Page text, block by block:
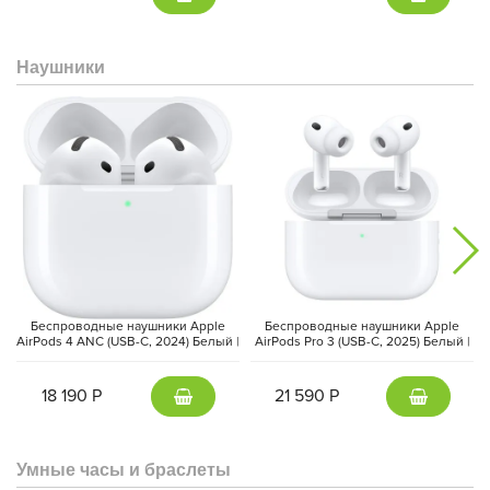
GenAI Ultra Zoom позволяет улучшать детали на удаленных и
размытых сценах при увеличении более чем в 30 раз,
обеспечит каждую деталь с потрясающей четкостью на
скорости до 60 кадров в секунду, позволяя вам быть в центре
Наушники
Беспроводные наушники Apple
AirPods 4 ANC (USB-C, 2024) Белый |
18 190 Р
Беспроводные наушники Apple
AirPods Pro 3 (USB-C, 2025) Белый |
21 590 Р
Умные часы и браслеты